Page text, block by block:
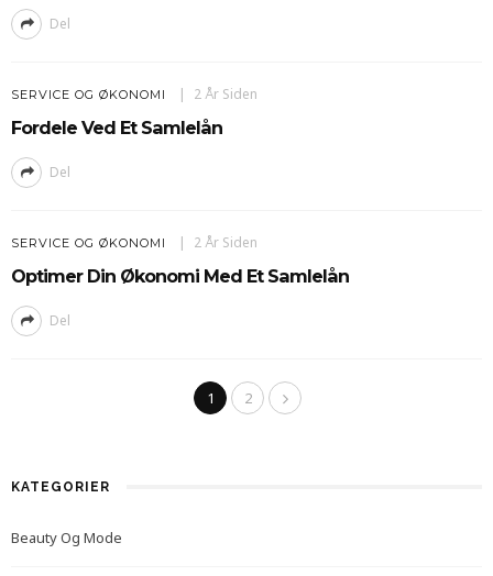
Del
SERVICE OG ØKONOMI 2 År Siden
Fordele Ved Et Samlelån
Del
SERVICE OG ØKONOMI 2 År Siden
Optimer Din Økonomi Med Et Samlelån
Del
1 2
KATEGORIER
Beauty Og Mode